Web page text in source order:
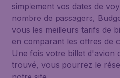
simplement vos dates de
nombre de passagers,
vous les meilleurs tarifs de
en comparant les offres de
Une fois votre billet d'avion
trouvé, vous pourrez le